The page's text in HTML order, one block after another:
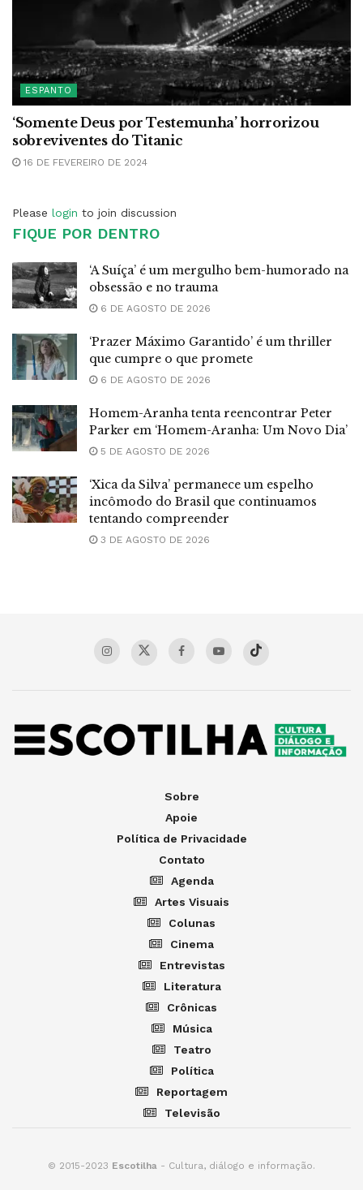
ESPANTO
‘Somente Deus por Testemunha’ horrorizou
sobreviventes do Titanic
16 DE FEVEREIRO DE 2024
Please login to join discussion
FIQUE POR DENTRO
‘A Suíça’ é um mergulho bem-humorado na
obsessão e no trauma
6 DE AGOSTO DE 2026
‘Prazer Máximo Garantido’ é um thriller
que cumpre o que promete
6 DE AGOSTO DE 2026
Homem-Aranha tenta reencontrar Peter
Parker em ‘Homem-Aranha: Um Novo Dia’
5 DE AGOSTO DE 2026
‘Xica da Silva’ permanece um espelho
incômodo do Brasil que continuamos
tentando compreender
3 DE AGOSTO DE 2026
Sobre
Apoie
Política de Privacidade
Contato
Agenda
Artes Visuais
Colunas
Cinema
Entrevistas
Literatura
Crônicas
Música
Teatro
Política
Reportagem
Televisão
© 2015-2023 Escotilha - Cultura, diálogo e informação.